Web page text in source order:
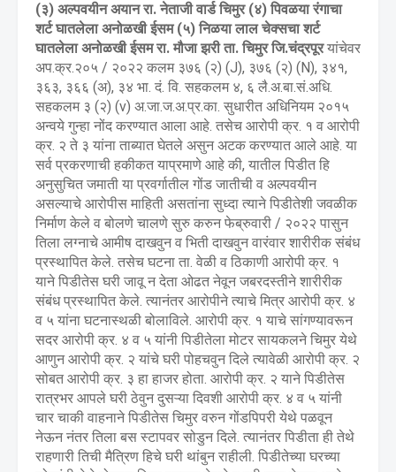
(३) अल्पवयीन अयान रा. नेताजी वार्ड चिमुर (४) पिवळया रंगाचा
शर्ट घातलेला अनोळखी ईसम (५) निळया लाल चेक्सचा शर्ट
घातलेला अनोळखी ईसम रा. मौजा झरी ता. चिमुर जि.चंद्रपूरयांचेवर
अप.क्र.२०५ / २०२२ कलम ३७६ (२) (J), ३७६ (२) (N), ३४१,
३६३, ३६६ (अ), ३४ भा. दं. वि. सहकलम ४, ६ लै.अ.बा.सं.अधि.
सहकलम ३ (२) (v) अ.जा.ज.अ.प्र.का. सुधारीत अधिनियम २०१५
अन्वये गुन्हा नोंद करण्यात आला आहे. तसेच आरोपी क्र. १ व आरोपी
क्र. २ ते ३ यांना ताब्यात घेतले असुन अटक करण्यात आले आहे. या
सर्व प्रकरणाची हकीकत याप्रमाणे आहे की, यातील पिडीत हि
अनुसुचित जमाती या प्रवर्गातील गोंड जातीची व अल्पवयीन
असल्याचे आरोपीस माहिती असतांना सुध्दा त्याने पिडीतेशी जवळीक
निर्माण केले व बोलणे चालणे सुरु करुन फेब्रुवारी / २०२२ पासुन
तिला लग्नाचे आमीष दाखवुन व भिती दाखवुन वारंवार शारीरीक संबंध
प्रस्थापित केले. तसेच घटना ता. वेळी व ठिकाणी आरोपी क्र. १
याने पिडीतेस घरी जावू न देता ओढत नेवून जबरदस्तीने शारीरीक
संबंध प्रस्थापित केले. त्यानंतर आरोपीने त्याचे मित्र आरोपी क्र. ४
व ५ यांना घटनास्थळी बोलाविले. आरोपी क्र. १ याचे सांगण्यावरून
सदर आरोपी क्र. ४ व ५ यांनी पिडीतेला मोटर सायकलने चिमुर येथे
आणुन आरोपी क्र. २ यांचे घरी पोहचवुन दिले त्यावेळी आरोपी क्र. २
सोबत आरोपी क्र. ३ हा हाजर होता. आरोपी क्र. २ याने पिडीतेस
रात्रभर आपले घरी ठेवुन दुसऱ्या दिवशी आरोपी क्र. ४ व ५ यांनी
चार चाकी वाहनाने पिडीतेस चिमुर वरुन गोंडपिपरी येथे पळवून
नेऊन नंतर तिला बस स्टापवर सोडुन दिले. त्यानंतर पिडीता ही तेथे
राहणारी तिची मैत्रिण हिचे घरी थांबुन राहीली. पिडीतेच्या घरच्या